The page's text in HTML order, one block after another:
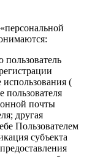
(
пользователя
почты
другая
Пользователем
субъекта